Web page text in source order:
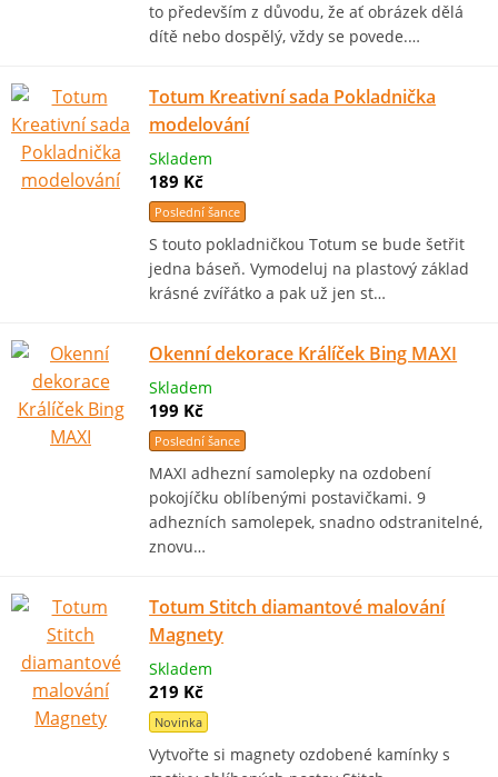
to především z důvodu, že ať obrázek dělá
dítě nebo dospělý, vždy se povede.…
Totum Kreativní sada Pokladnička
modelování
Skladem
189 Kč
Poslední šance
S touto pokladničkou Totum se bude šetřit
jedna báseň. Vymodeluj na plastový základ
krásné zvířátko a pak už jen st…
Okenní dekorace Králíček Bing MAXI
Skladem
199 Kč
Poslední šance
MAXI adhezní samolepky na ozdobení
pokojíčku oblíbenými postavičkami. 9
adhezních samolepek, snadno odstranitelné,
znovu…
Totum Stitch diamantové malování
Magnety
Skladem
219 Kč
Novinka
Vytvořte si magnety ozdobené kamínky s